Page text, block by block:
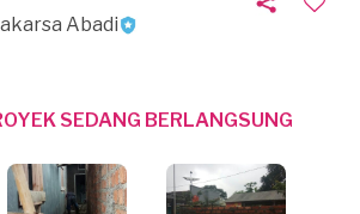
Abadi
SEDANG BERLANGSUNG